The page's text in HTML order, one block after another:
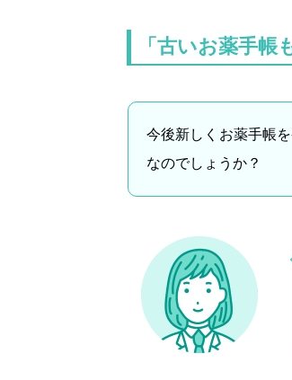
「古いお薬手帳
今後新しくお薬手帳
なのでしょうか？